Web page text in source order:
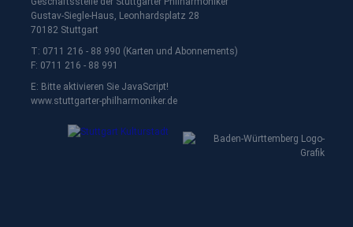
Gustav-Siegle-Haus, Leonhardsplatz 28
70182 Stuttgart
T: 0711 216 - 88 990 (Karten und Abonnements)
F: 0711 216 - 88 991
E: Bitte aktivieren Sie JavaScript!
www.stuttgarter-philharmoniker.de